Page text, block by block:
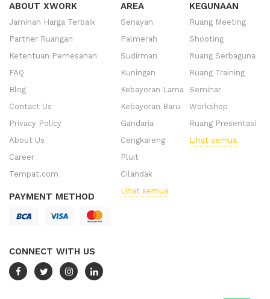
ABOUT XWORK
Jaminan Harga Terbaik
Partner Ruangan
Ketentuan Pemesanan
FAQ
Blog
Contact Us
Privacy Policy
About Us
Career
Tempat.com
PAYMENT METHOD
CONNECT WITH US
AREA
Senayan
Palmerah
Sudirman
Kuningan
Kebayoran Lama
Kebayoran Baru
Gandaria
Cengkareng
Pluit
Cilandak
Lihat semua
KEGUNAAN
Ruang Meeting
Shooting
Ruang Serbaguna
Ruang Training
Seminar
Workshop
Ruang Presentasi
Lihat semua